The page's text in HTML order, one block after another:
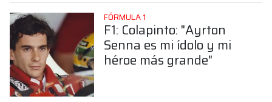
FÓRMULA 1
F1: Colapinto: "Ayrton
Senna es mi ídolo y mi
héroe más grande"